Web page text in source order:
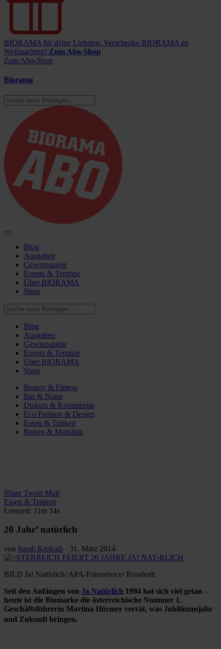
BIORAMA für deine Liebsten. Verschenke BIORAMA zu
Weihnachten! Zum Abo-Shop
Zum Abo-Shop
Biorama
Blog
Ausgaben
Gewinnspiele
Events & Termine
Über BIORAMA
Shop
Blog
Ausgaben
Gewinnspiele
Events & Termine
Über BIORAMA
Shop
Beauty & Fitness
Bio & Natur
Diskurs & Kommentar
Eco Fashion & Design
Essen & Trinken
Reisen & Mobilität
Share Tweet Mail
Essen & Trinken
Lesezeit: 11m 34s
20 Jahr’ natürlich
von Sarah Krobath · 31. März 2014
BILD Ja! Natürlich/ APA-Fotoservice/ Rossboth
Seit den Anfängen von Ja Natürlich 1994 hat sich viel getan –
heute ist die Biomarke die österreichische Nummer 1.
Geschäftsführerin Martina Hörmer verrät, was Jubiläumsjahr
und Zukunft bringen.